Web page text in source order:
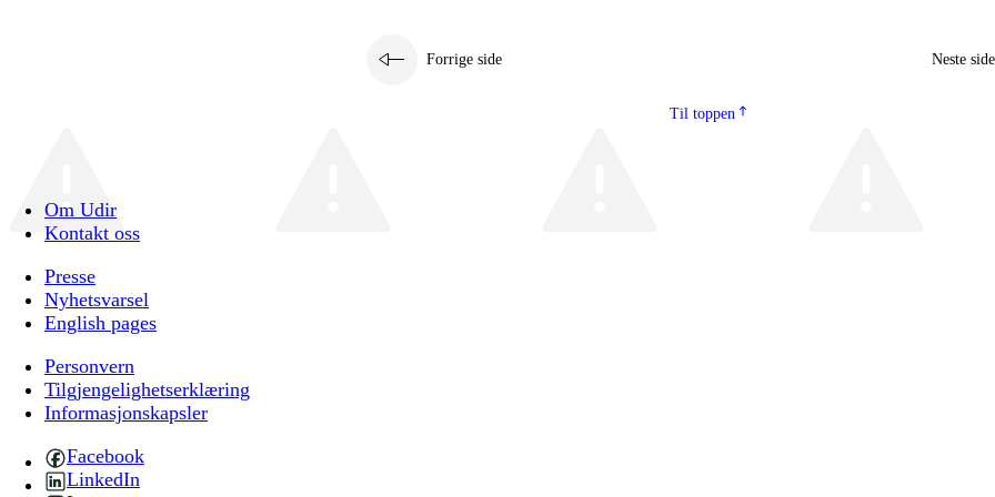
Forrige side Neste side
Til toppen
Om Udir
Kontakt oss
Presse
Nyhetsvarsel
English pages
Personvern
Tilgjengelighetserklæring
Informasjonskapsler
Facebook
LinkedIn